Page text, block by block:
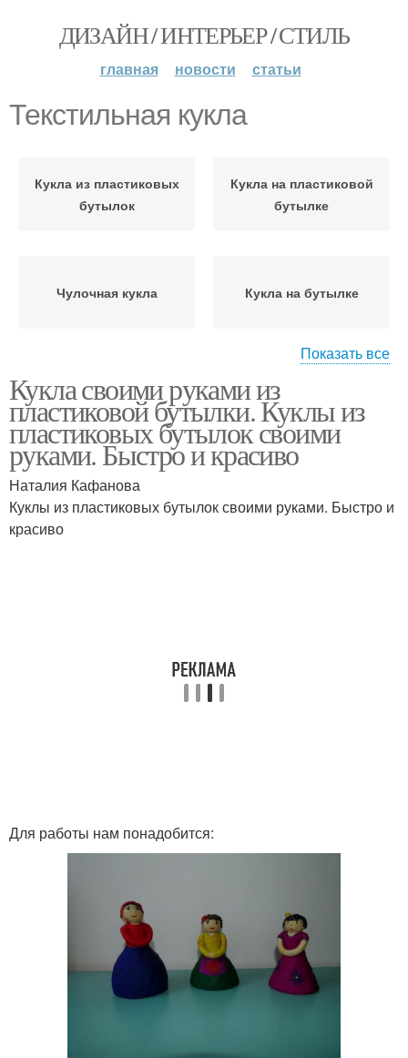
ДИЗАЙН / ИНТЕРЬЕР / СТИЛЬ
главная новости статьи
Текстильная кукла
Кукла из пластиковых
бутылок
Кукла на пластиковой
бутылке
Чулочная кукла Кукла на бутылке
бутылок
Кукла из бутылки
Капроновые куклы
Кукла из пластиковой
Показать все
Кукла своими руками из
пластиковой бутылки. Куклы из
пластиковых бутылок своими
руками. Быстро и красиво
Наталия Кафанова
Куклы из пластиковых бутылок своими руками. Быстро и
красиво
Для работы нам понадобится: